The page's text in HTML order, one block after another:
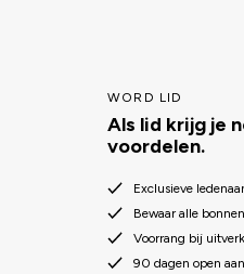
WORD LID
Als lid krijg je
voordelen.
Exclusieve
Bewaar alle
Voorrang bij
90 dagen open